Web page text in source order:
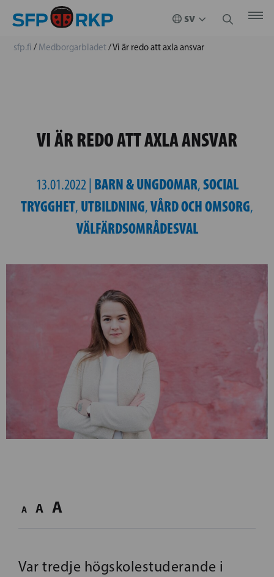
sfp.fi / Medborgarbladet/Vi är redo att axla ansvar
VI ÄR REDO ATT AXLA ANSVAR
13.01.2022 | BARN & UNGDOMAR,SOCIAL
TRYGGHET, UTBILDNING,VÅRD OCH OMSORG,
VÄLFÄRDSOMRÅDESVAL
A A A
Var tredje högskolestuderande i